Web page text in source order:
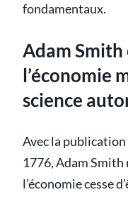
fondamentaux.
Adam Smith
l’économie
science
Avec la publication
1776, Adam
l’économie cesse